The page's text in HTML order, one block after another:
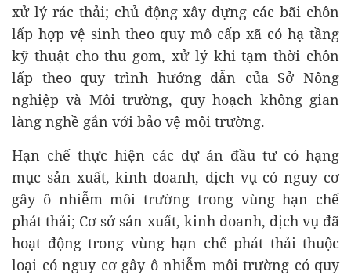
xử lý rác thải; chủ động xây dựng các bãi chôn
lấp hợp vệ sinh theo quy mô cấp xã có hạ tầng
kỹ thuật cho thu gom, xử lý khi tạm thời chôn
lấp theo quy trình hướng dẫn của Sở Nông
nghiệp và Môi trường, quy hoạch không gian
làng nghề gắn với bảo vệ môi trường.
Hạn chế thực hiện các dự án đầu tư có hạng
mục sản xuất, kinh doanh, dịch vụ có nguy cơ
gây ô nhiễm môi trường trong vùng hạn chế
phát thải; Cơ sở sản xuất, kinh doanh, dịch vụ đã
hoạt động trong vùng hạn chế phát thải thuộc
loại có nguy cơ gây ô nhiễm môi trường có quy